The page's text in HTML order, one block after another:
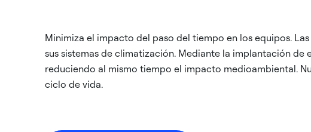
Minimiza el impacto del paso del tiempo en los equipos.
sus sistemas de climatización. Mediante la implantación
reduciendo al mismo tiempo el impacto medioambiental.
ciclo de vida.